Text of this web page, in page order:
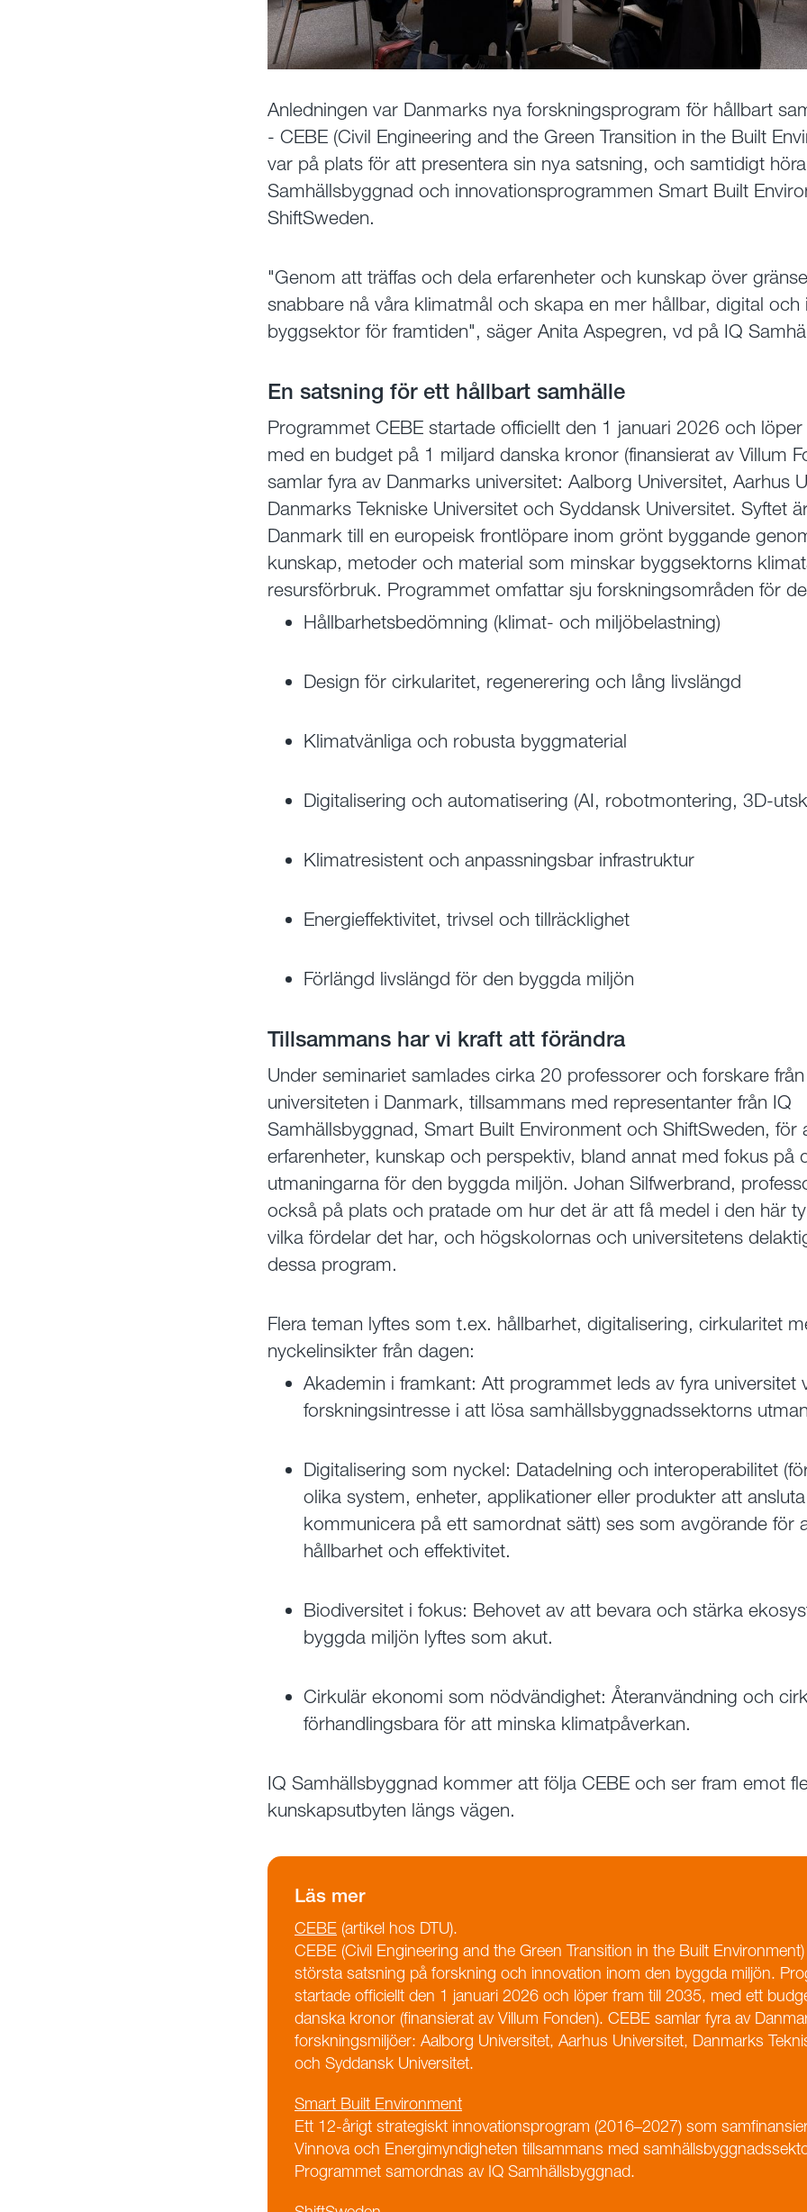
Anledningen var Danmarks nya forskningsprogram för hållbart
- CEBE (Civil Engineering and the Green Transition in the Built
var på plats för att presentera sin nya satsning, och samtidigt
Samhällsbyggnad och innovationsprogrammen Smart Built
ShiftSweden.
"Genom att träffas och dela erfarenheter och kunskap över
snabbare nå våra klimatmål och skapa en mer hållbar, digital och
byggsektor för framtiden", säger Anita Aspegren, vd på IQ
En satsning för ett hållbart samhälle
Programmet CEBE startade officiellt den 1 januari 2026 och
med en budget på 1 miljard danska kronor (finansierat av Villum
samlar fyra av Danmarks universitet: Aalborg Universitet, Aarhus
Danmarks Tekniske Universitet och Syddansk Universitet. Syftet
Danmark till en europeisk frontlöpare inom grönt byggande
kunskap, metoder och material som minskar byggsektorns
resursförbruk. Programmet omfattar sju forskningsområden för
Hållbarhetsbedömning (klimat- och miljöbelastning)
Design för cirkularitet, regenerering och lång livslängd
Klimatvänliga och robusta byggmaterial
Digitalisering och automatisering (AI, robotmontering, 3D-
Klimatresistent och anpassningsbar infrastruktur
Energieffektivitet, trivsel och tillräcklighet
Förlängd livslängd för den byggda miljön
Tillsammans har vi kraft att förändra
Under seminariet samlades cirka 20 professorer och forskare
universiteten i Danmark, tillsammans med representanter från IQ
Samhällsbyggnad, Smart Built Environment och ShiftSweden, för
erfarenheter, kunskap och perspektiv, bland annat med fokus på
utmaningarna för den byggda miljön. Johan Silfwerbrand,
också på plats och pratade om hur det är att få medel i den här
vilka fördelar det har, och högskolornas och universitetens
dessa program.
Flera teman lyftes som t.ex. hållbarhet, digitalisering, cirkularitet
nyckelinsikter från dagen:
Akademin i framkant: Att programmet leds av fyra universitet
forskningsintresse i att lösa samhällsbyggnadssektorns
Digitalisering som nyckel: Datadelning och interoperabilitet
olika system, enheter, applikationer eller produkter att
kommunicera på ett samordnat sätt) ses som avgörande för
hållbarhet och effektivitet.
Biodiversitet i fokus: Behovet av att bevara och stärka
byggda miljön lyftes som akut.
Cirkulär ekonomi som nödvändighet: Återanvändning och
förhandlingsbara för att minska klimatpåverkan.
IQ Samhällsbyggnad kommer att följa CEBE och ser fram emot
kunskapsutbyten längs vägen.
Läs mer
CEBE (artikel hos DTU).
CEBE (Civil Engineering and the Green Transition in the Built
största satsning på forskning och innovation inom den byggda miljön.
startade officiellt den 1 januari 2026 och löper fram till 2035, med ett
danska kronor (finansierat av Villum Fonden). CEBE samlar fyra av
forskningsmiljöer: Aalborg Universitet, Aarhus Universitet, Danmarks
och Syddansk Universitet.
Smart Built Environment
Ett 12-årigt strategiskt innovationsprogram (2016–2027) som
Vinnova och Energimyndigheten tillsammans med
Programmet samordnas av IQ Samhällsbyggnad.